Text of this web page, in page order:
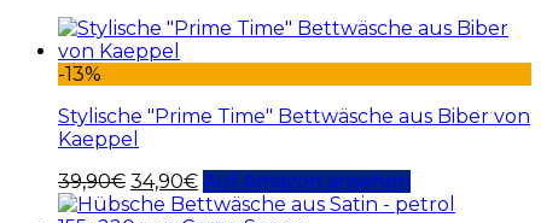
-13%
Stylische "Prime Time" Bettwäsche aus Biber von
Kaeppel
39,90€ 34,90€ Auf Amazon ansehen